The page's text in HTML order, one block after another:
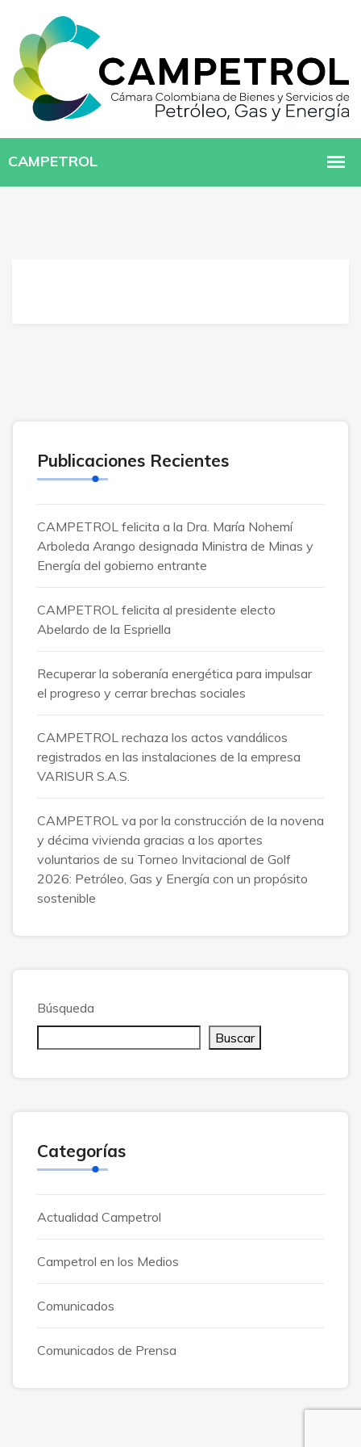
Publicaciones Recientes
CAMPETROL felicita a la Dra. María Nohemí
Arboleda Arango designada Ministra de Minas y
Energía del gobierno entrante
CAMPETROL felicita al presidente electo
Abelardo de la Espriella
Recuperar la soberanía energética para impulsar
el progreso y cerrar brechas sociales
CAMPETROL rechaza los actos vandálicos
registrados en las instalaciones de la empresa
VARISUR S.A.S.
CAMPETROL va por la construcción de la novena
y décima vivienda gracias a los aportes
voluntarios de su Torneo Invitacional de Golf
2026: Petróleo, Gas y Energía con un propósito
sostenible
Búsqueda
Buscar
Categorías
Actualidad Campetrol
Campetrol en los Medios
Comunicados
Comunicados de Prensa